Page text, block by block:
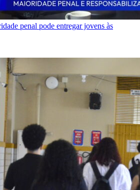
penal pode entregar jovens às